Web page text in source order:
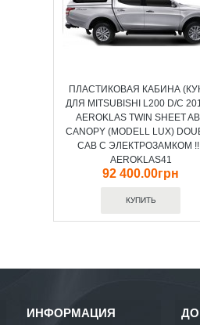
ПЛАСТИКОВАЯ КАБИНА
ДЛЯ MITSUBISHI L200 D/C
AEROKLAS TWIN SHEET
CANOPY (MODELL LUX)
CAB C ЭЛЕКТРОЗАМКОМ
AEROKLAS41
92 400.00грн
ИНФОРМАЦИЯ